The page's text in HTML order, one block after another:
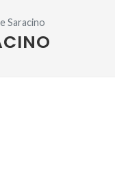
Saracino